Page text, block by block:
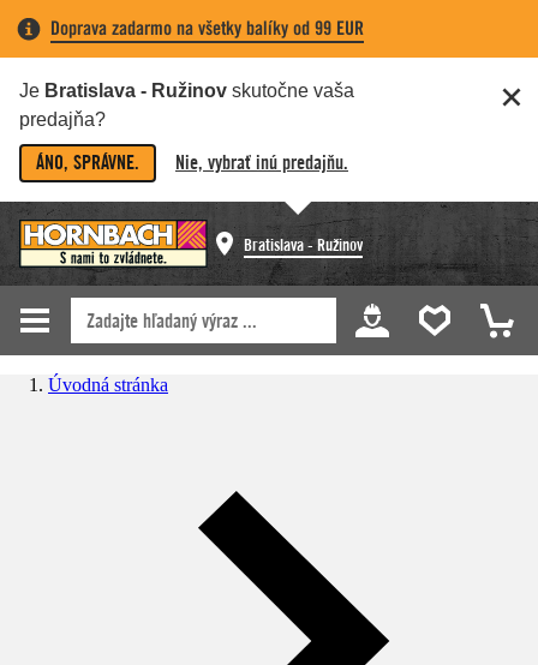
Doprava zadarmo na všetky balíky od 99 EUR
Je Bratislava - Ružinov skutočne vaša
predajňa?
ÁNO, SPRÁVNE. Nie, vybrať inú predajňu.
Bratislava - Ružinov
Úvodná stránka